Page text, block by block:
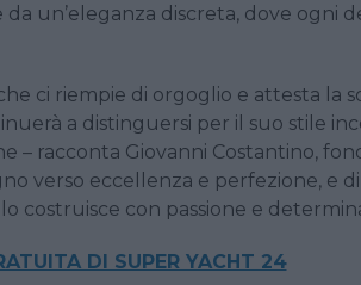
un’eleganza discreta, dove ogni
ci riempie di orgoglio e attesta la
a distinguersi per il suo stile
– racconta Giovanni Costantino,
verso eccellenza e perfezione, e
costruisce con passione e
DI SUPER YACHT 24